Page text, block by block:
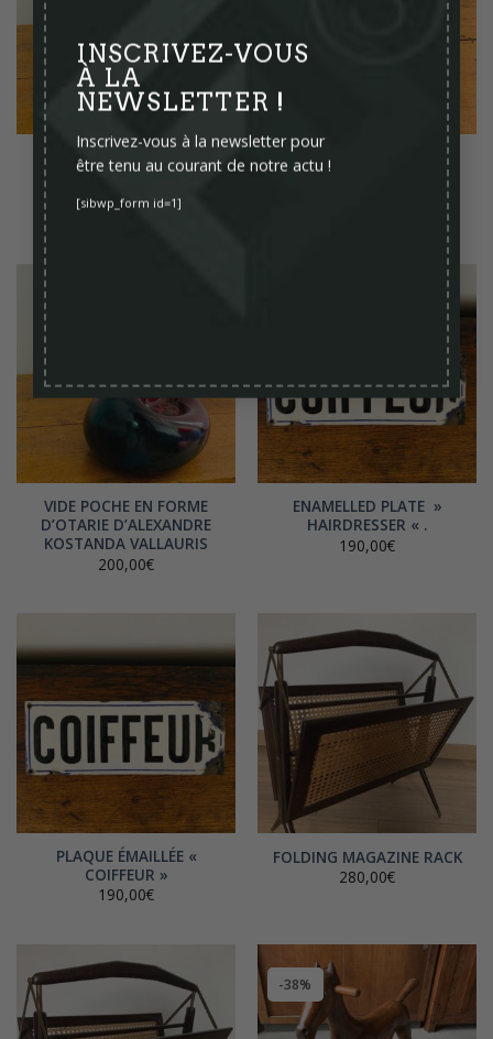
INSCRIVEZ-VOUS
À LA
NEWSLETTER !
Inscrivez-vous à la newsletter pour
être tenu au courant de notre actu !
[sibwp_form id=1]
SEA LION SHAPED POCKET
BOX BY ALEXANDRE
KOSTANDA VALLAURIS
200,00€
PRESSE-PAPIER BRONZE
VIDE POCHE EN FORME
D’OTARIE D’ALEXANDRE
KOSTANDA VALLAURIS
200,00€
ENAMELLED PLATE »
HAIRDRESSER « .
190,00€
PLAQUE ÉMAILLÉE «
COIFFEUR »
190,00€
FOLDING MAGAZINE RACK
280,00€
-38%